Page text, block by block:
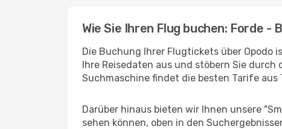
Wie Sie Ihren Flug buchen: Forde -
Die Buchung Ihrer Flugtickets über Opodo
Ihre Reisedaten aus und stöbern Sie durch
Suchmaschine findet die besten Tarife
Darüber hinaus bieten wir Ihnen unsere
sehen können, oben in den